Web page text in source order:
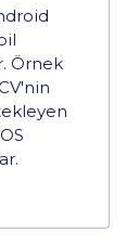
Örnek